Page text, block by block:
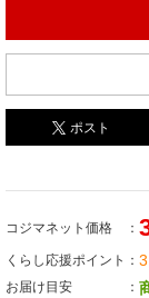
ポスト
コジマネット価格
くらし応援ポイント
お届け目安